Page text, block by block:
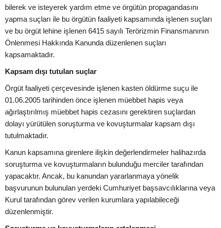
bilerek ve isteyerek yardım etme ve örgütün propagandasını
yapma suçları ile bu örgütün faaliyeti kapsamında işlenen suçları
ve bu örgüt lehine işlenen 6415 sayılı Terörizmin Finansmanının
Önlenmesi Hakkında Kanunda düzenlenen suçları
kapsamaktadır.
Kapsam dışı tutulan suçlar
Örgüt faaliyeti çerçevesinde işlenen kasten öldürme suçu ile
01.06.2005 tarihinden önce işlenen müebbet hapis veya
ağırlaştırılmış müebbet hapis cezasını gerektiren suçlardan
dolayı yürütülen soruşturma ve kovuşturmalar kapsam dışı
tutulmaktadır.
Kanun kapsamına girenlere ilişkin değerlendirmeler halihazırda
soruşturma ve kovuşturmaların bulunduğu merciler tarafından
yapacaktır. Ancak, bu kanundan yararlanmaya yönelik
başvurunun bulunulan yerdeki Cumhuriyet başsavcılıklarına veya
Kurul tarafından görev verilen kurumlara yapılabileceği
düzenlenmiştir.